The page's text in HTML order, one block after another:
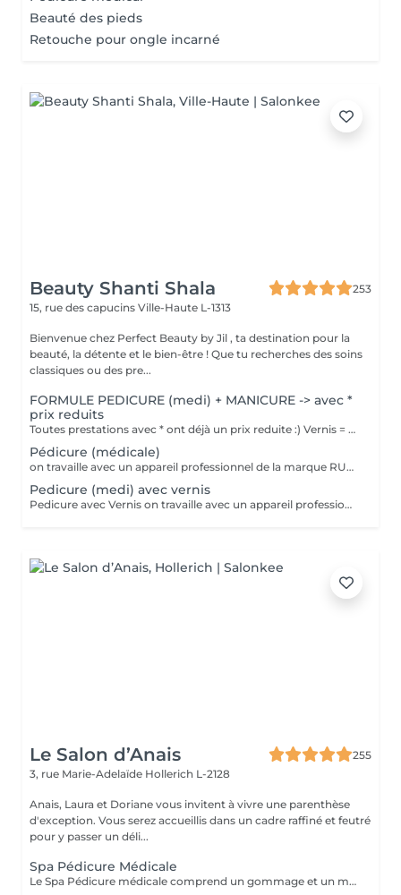
Beauté des pieds
Retouche pour ongle incarné
Beauty Shanti Shala
253
15, rue des capucins Ville-Haute L-1313
Bienvenue chez Perfect Beauty by Jil , ta destination pour la
beauté, la détente et le bien-être ! Que tu recherches des soins
classiques ou des pre...
FORMULE PEDICURE (medi) + MANICURE -> avec *
prix reduits
Toutes prestations avec * ont déjà un prix reduite :) Vernis = Couleur normal qu'on sait retirer soi-même avec du disslovant. Prend 30min pour sècher et tient 2-4 jours sur les mains et 1 mois sur les pieds. Semi = Se fait secher sous la lampe LED et se fait retirer par l'esthéticienne de préférence (y compris dans le prix). Il tient 3 semaines sur les mains et 4-5 semaines sur les pieds. Il sera seche immédiatement. Peut abîmer les ongles si c'est fait trop souvent, sans pause.
Pédicure (médicale)
on travaille avec un appareil professionnel de la marque RUCK, bain de pieds, coupe et limage des ongles, enlève de la peau dure (coupe et/ou limage), polissage des ongles, nettoyage des cuticules, ongles incarnés et corps seront traités
Pedicure (medi) avec vernis
Pedicure avec Vernis on travaille avec un appareil professionnel de la marque RUCK, bain de pieds, coupe et limage des ongles, enlève de la peau dure (coupe et/ou limage), polissage des ongles, nettoyage des cuticules, ongles incarnés et corps seront traités et massage pieds Vernis = Couleur normal qu'on sait retirer soi-même avec du disslovant. Prend 30min pour sècher et tient 2-4 jours sur les mains et 1 mois sur les pieds. Semi = Se fait secher sous la lampe LED et se fait retirer par l'esthéticienne de préférence (y compris dans le prix). Il tient 3 semaines sur les mains et 4-5 semaines sur les pieds. Il sera seche immédiatement. Peut abîmer les ongles si c'est fait trop souvent, sans pause.
Le Salon d’Anais
255
3, rue Marie-Adelaïde Hollerich L-2128
Anais, Laura et Doriane vous invitent à vivre une parenthèse
d'exception. Vous serez accueillis dans un cadre raffiné et feutré
pour y passer un déli...
Spa Pédicure Médicale
Le Spa Pédicure médicale comprend un gommage et un massage des pieds